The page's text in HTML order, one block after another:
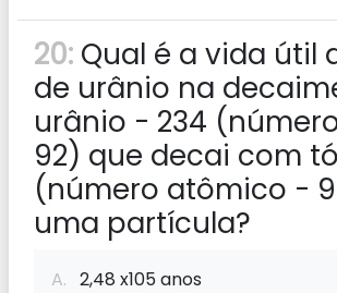
20: Qual é a vida útil
de urânio na
urânio - 234
92) que decai com
(número atômico -
uma partícula?
A. 2,48 x105 anos